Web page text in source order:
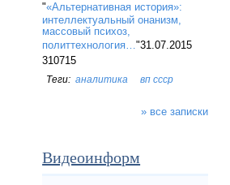
"«Альтернативная история»:
интеллектуальный онанизм,
массовый психоз,
политтехнология…"31.07.2015
310715
аналитика вп ссср
» все записки
Видеоинформ